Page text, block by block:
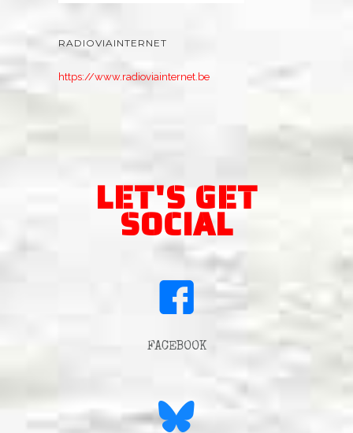
RADIOVIAINTERNET
https://www.radioviainternet.be
LET'S GET
SOCIAL
FACEBOOK